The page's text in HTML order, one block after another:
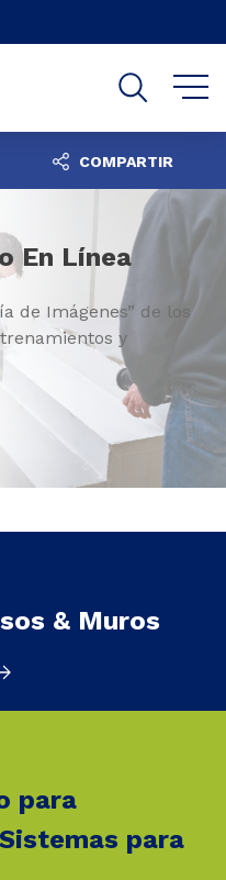
En Línea
de Imágenes” de los
y
COMPARTIR
& Muros
para
para